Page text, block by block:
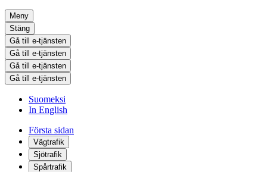
Meny
Stäng
Gå till e-tjänsten
Gå till e-tjänsten
Gå till e-tjänsten
Gå till e-tjänsten
Suomeksi
In English
Första sidan
Vägtrafik
Sjötrafik
Spårtrafik